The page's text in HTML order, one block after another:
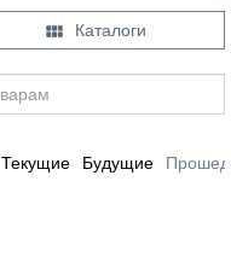
 Каталоги
Текущие Будущие